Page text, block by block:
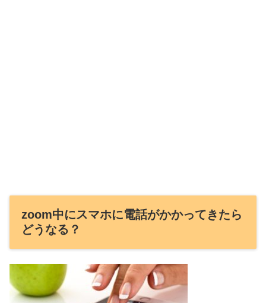
zoom中にスマホに電話がかかってきたら
どうなる？